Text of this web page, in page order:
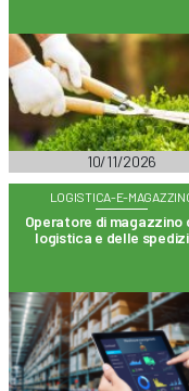
10/11/2026
LOGISTICA-E-
Operatore di magazzino
logistica e delle